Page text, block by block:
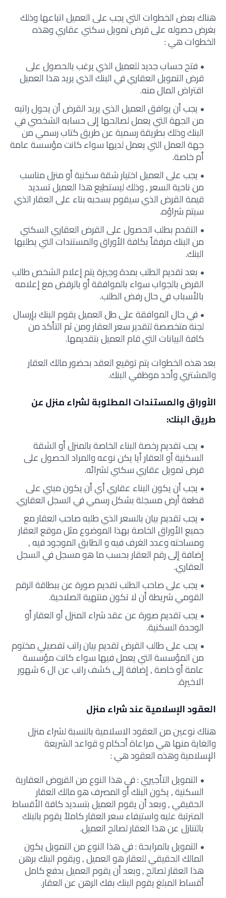
هناك بعض الخطوات التي يجب على العميل اتباعها وذلك
بغرض حصوله على قرض تمويل سكني عقاري وهذه
الخطوات هي :
فتح حساب جديد للعميل الذي يرغب بالحصول على
قرض التمويل العقاري في البنك الذي يريد هذا العميل
اقتراض المال منه.
يجب أن يوافق العميل الذي يريد القرض أن يحول راتبه
من الجهة التي يعمل لصالحها إلى حسابه الشخصي في
البنك وذلك بطريقة رسمية عن طريق كتاب رسمي من
جهة العمل التي يعمل لديها سواء كانت مؤسسة عامة
أم خاصة.
يجب على العميل اختيار شقة سكنية أو منزل مناسب
من ناحية السعر , وذلك ليستطيع هذا العميل تسديد
قيمة القرض الذي سيقوم بسحبه بناء على العقار الذي
سيتم شراؤه.
التقدم بطلب الحصول على القرض العقاري السكني
من البنك مرفقاً بكافة الأوراق والمستندات التي يطلبها
البنك.
بعد تقديم الطلب بمدة وجيزة يتم إعلام الشخص طالب
القرض بالجواب سواء بالموافقة أو بالرفض مع إعلامه
بالأسباب في حال رفض الطلب.
في حال الموافقة على طل العميل يقوم البنك بإرسال
لجنة متخصصة لتقدير سعر العقار ومن ثم التأكد من
كافة البيانات التي قام العميل بتقديمها.
بعد هذه الخطوات يتم توقيع العقد بحضور مالك العقار
والمشتري وأحد موظفي البنك.
الأوراق والمستندات المطلوبة لشراء منزل عن
طريق البنك:
يجب تقديم رخصة البناء الخاصة بالمنزل أو الشقة
السكنية أو العقار أيا يكن نوعه والمراد الحصول على
قرض تمويل عقاري سكني لشرائه.
يجب أن يكون البناء عقاري أي أن يكون مبني على
قطعة أرض مسجلة بشكل رسمي في السجل العقاري.
يجب تقديم بيان بالسعر الذي طلبه صاحب العقار مع
جميع الأوراق الخاصة بهذا الموضوع مثل موقع العقار
ومساحته وعدد الغرف فيه و الطابق الموجود فيه ,
إضافة إلى رقم العقار بحسب ما هو مسجل في السجل
العقاري.
يجب على صاحب الطلب تقديم صورة عن ببطاقة الرقم
القومي شريطة أن لا تكون منتهية الصلاحية.
يجب تقديم صورة عن عقد شراء المنزل أو العقار أو
الوحدة السكنية.
يجب على طالب القرض تقديم بيان راتب تفصيلي مختوم
من المؤسسة التي يعمل فيها سواء كانت مؤسسة
عامة أو خاصة , إضافة إلى كشف راتب عن ال 6 شهور
الاخيرة.
العقود الإسلامية عند شراء منزل
هناك نوعين من العقود الاسلامية بالنسبة لشراء منزل
والغاية منها هي مراعاة أحكام و قواعد الشريعة
الإسلامية وهذه العقود هي :
التمويل التأجيري : في هذا النوع من القروض العقارية
السكنية , يكون البنك أو المصرف هو مالك العقار
الحقيقي , وبعد أن يقوم العميل بتسديد كافة الأقساط
المترتبة عليه واستيفاء سعر العقار كاملاً يقوم بالبنك
بالتنازل عن هذا العقار لصالح العميل.
التمويل بالمرابحة : في هذا النوع من التمويل يكون
المالك الحقيقي للعقار هو العميل , ويقوم البنك برهن
هذا العقار لصالح , وبعد أن يقوم العميل بدفع كامل
أقساط المبلغ يقوم البنك بفك الرهن عن العقار.